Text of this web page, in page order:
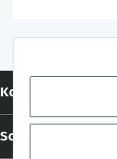
Kontakt
Social Media